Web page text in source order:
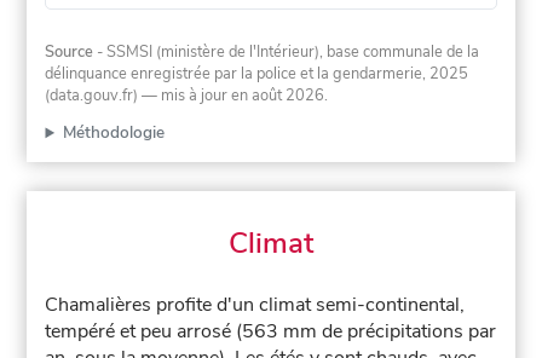
Source - SSMSI (ministère de l'Intérieur), base communale de la
délinquance enregistrée par la police et la gendarmerie, 2025
(data.gouv.fr) — mis à jour en août 2026.
Méthodologie
Climat
Chamalières profite d'un climat semi-continental,
tempéré et peu arrosé (563 mm de précipitations par